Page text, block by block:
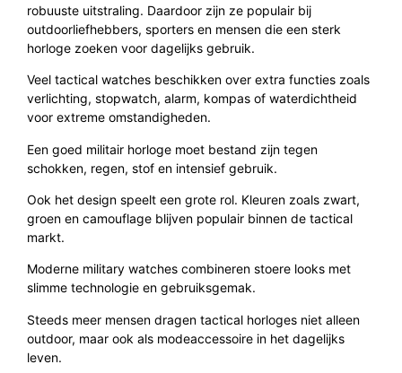
robuuste uitstraling. Daardoor zijn ze populair bij
outdoorliefhebbers, sporters en mensen die een sterk
horloge zoeken voor dagelijks gebruik.
Veel tactical watches beschikken over extra functies zoals
verlichting, stopwatch, alarm, kompas of waterdichtheid
voor extreme omstandigheden.
Een goed militair horloge moet bestand zijn tegen
schokken, regen, stof en intensief gebruik.
Ook het design speelt een grote rol. Kleuren zoals zwart,
groen en camouflage blijven populair binnen de tactical
markt.
Moderne military watches combineren stoere looks met
slimme technologie en gebruiksgemak.
Steeds meer mensen dragen tactical horloges niet alleen
outdoor, maar ook als modeaccessoire in het dagelijks
leven.